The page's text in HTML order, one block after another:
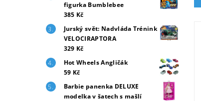
figurka Bumblebee
385 Kč
Jurský svět: Nadvláda Trénink
VELOCIRAPTORA
329 Kč
Hot Wheels Angličák
59 Kč
Barbie panenka DELUXE
modelka v šatech s mašlí